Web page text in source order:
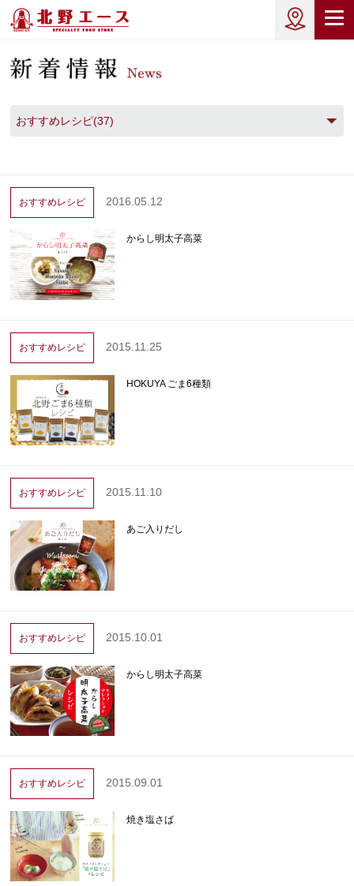
おすすめレシピ(37)
おすすめレシピ 2016.05.12
からし明太子高菜
おすすめレシピ 2015.11.25
HOKUYA ごま6種類
おすすめレシピ 2015.11.10
あご入りだし
おすすめレシピ 2015.10.01
からし明太子高菜
おすすめレシピ 2015.09.01
焼き塩さば